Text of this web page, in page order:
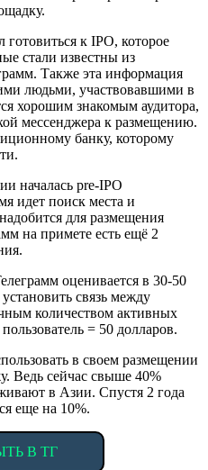
к IPO, которое
стали известны из
Также эта информация
людьми, участвовавшими в
хорошим знакомым аудитора,
мессенджера к размещению.
банку, которому
началась pre-IPO
идет поиск места и
для размещения
на примете есть ещё 2
оценивается в 30-50
связь между
количеством активных
= 50 долларов.
в своем размещении
Ведь сейчас свыше 40%
в Азии. Спустя 2 года
еще на 10%.
В ТГ